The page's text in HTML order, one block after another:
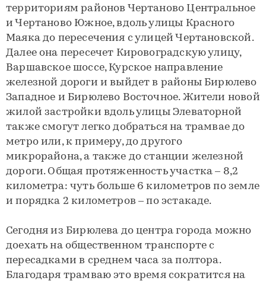
территориям районов Чертаново Центральное
и Чертаново Южное, вдоль улицы Красного
Маяка до пересечения с улицей Чертановской.
Далее она пересечет Кировоградскую улицу,
Варшавское шоссе, Курское направление
железной дороги и выйдет в районы Бирюлево
Западное и Бирюлево Восточное. Жители новой
жилой застройки вдоль улицы Элеваторной
также смогут легко добраться на трамвае до
метро или, к примеру, до другого
микрорайона, а также до станции железной
дороги. Общая протяженность участка – 8,2
километра: чуть больше 6 километров по земле
и порядка 2 километров – по эстакаде.
Сегодня из Бирюлева до центра города можно
доехать на общественном транспорте с
пересадками в среднем часа за полтора.
Благодаря трамваю это время сократится на